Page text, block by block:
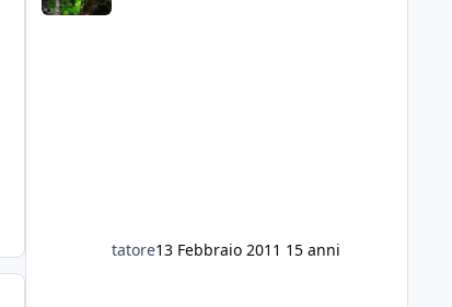
tatore13 Febbraio 2011 15 anni